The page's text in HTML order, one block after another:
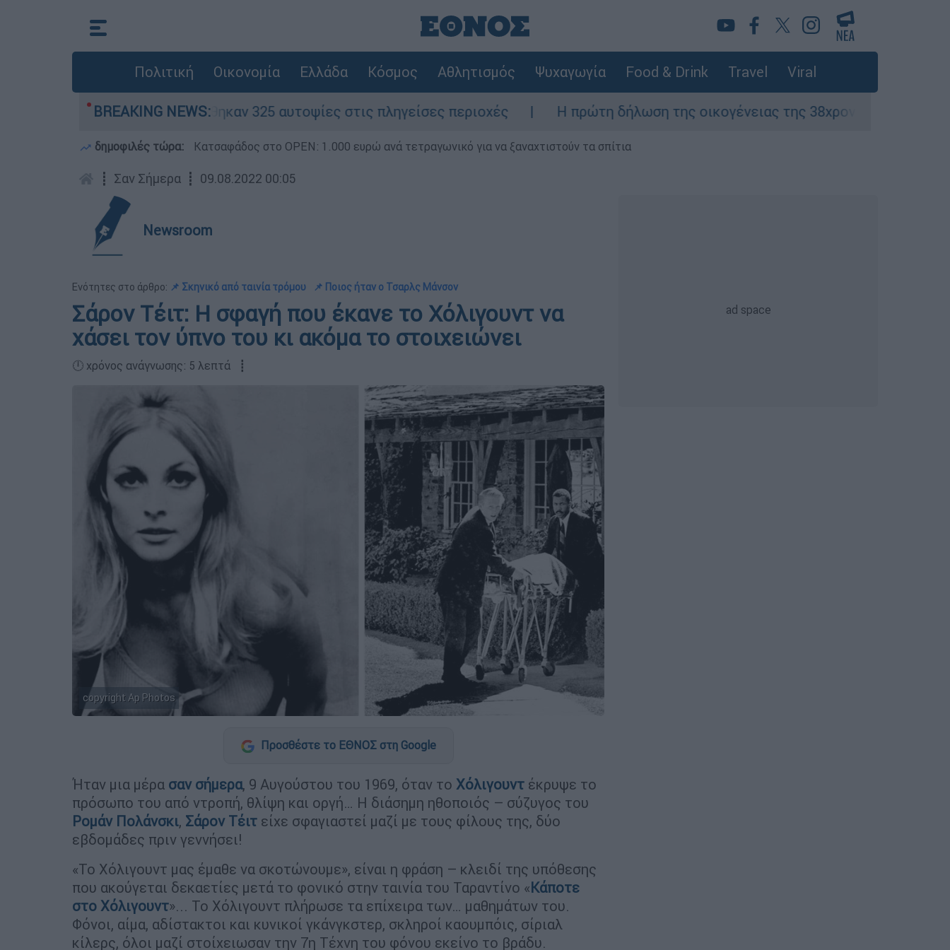
Πολιτική Οικονομία Ελλάδα Κόσμος Αθλητισμός Ψυχαγωγία Food & Drink Travel Viral
BREAKING NEWS:
- Ολοκληρώθηκαν 325 αυτοψίες στις πληγείσες περιοχές Η πρώτη δήλωση της οικογένειας της 38χρονης Βρετανίδας που
δημοφιλές τώρα: Κατσαφάδος στο OPEN: 1.000 ευρώ ανά τετραγωνικό για να ξαναχτιστούν τα σπίτια
┋ Σαν Σήμερα ┋ 09.08.2022 00:05
Newsroom
Ενότητες στο άρθρο: 📌 Σκηνικό από ταινία τρόμου 📌 Ποιος ήταν ο Τσαρλς Μάνσον
Σάρον Τέιτ: Η σφαγή που έκανε το Χόλιγουντ να
χάσει τον ύπνο του κι ακόμα το στοιχειώνει
🕛 χρόνος ανάγνωσης: 5 λεπτά ┋
copyright Ap Photos
Προσθέστε το ΕΘΝΟΣ στη Google
Ήταν μια μέρα σαν σήμερα, 9 Αυγούστου του 1969, όταν το Χόλιγουντ έκρυψε το
πρόσωπο του από ντροπή, θλίψη και οργή… Η διάσημη ηθοποιός – σύζυγος του
Ρομάν Πολάνσκι, Σάρον Τέιτ είχε σφαγιαστεί μαζί με τους φίλους της, δύο
εβδομάδες πριν γεννήσει!
«Το Χόλιγουντ μας έμαθε να σκοτώνουμε», είναι η φράση – κλειδί της υπόθεσης
που ακούγεται δεκαετίες μετά το φονικό στην ταινία του Ταραντίνο «Κάποτε
στο Χόλιγουντ»... Το Χόλιγουντ πλήρωσε τα επίχειρα των… μαθημάτων του.
Φόνοι, αίμα, αδίστακτοι και κυνικοί γκάνγκστερ, σκληροί καουμπόις, σίριαλ
κίλερς, όλοι μαζί στοίχειωσαν την 7η Τέχνη του φόνου εκείνο το βράδυ.